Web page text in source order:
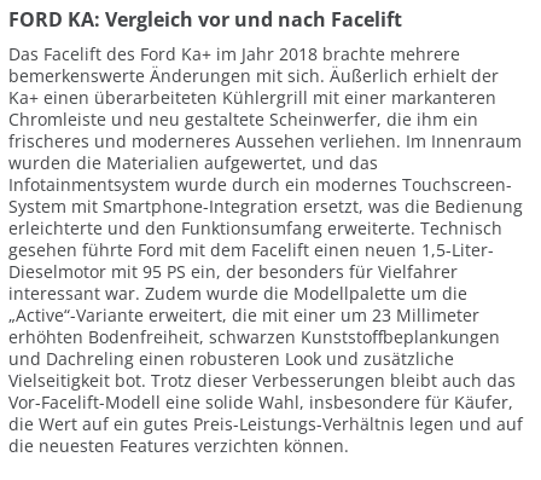
FORD KA: Vergleich vor und nach Facelift
Das Facelift des Ford Ka+ im Jahr 2018 brachte mehrere
bemerkenswerte Änderungen mit sich. Äußerlich erhielt der
Ka+ einen überarbeiteten Kühlergrill mit einer markanteren
Chromleiste und neu gestaltete Scheinwerfer, die ihm ein
frischeres und moderneres Aussehen verliehen. Im Innenraum
wurden die Materialien aufgewertet, und das
Infotainmentsystem wurde durch ein modernes Touchscreen-
System mit Smartphone-Integration ersetzt, was die Bedienung
erleichterte und den Funktionsumfang erweiterte. Technisch
gesehen führte Ford mit dem Facelift einen neuen 1,5-Liter-
Dieselmotor mit 95 PS ein, der besonders für Vielfahrer
interessant war. Zudem wurde die Modellpalette um die
„Active“-Variante erweitert, die mit einer um 23 Millimeter
erhöhten Bodenfreiheit, schwarzen Kunststoffbeplankungen
und Dachreling einen robusteren Look und zusätzliche
Vielseitigkeit bot. Trotz dieser Verbesserungen bleibt auch das
Vor-Facelift-Modell eine solide Wahl, insbesondere für Käufer,
die Wert auf ein gutes Preis-Leistungs-Verhältnis legen und auf
die neuesten Features verzichten können.